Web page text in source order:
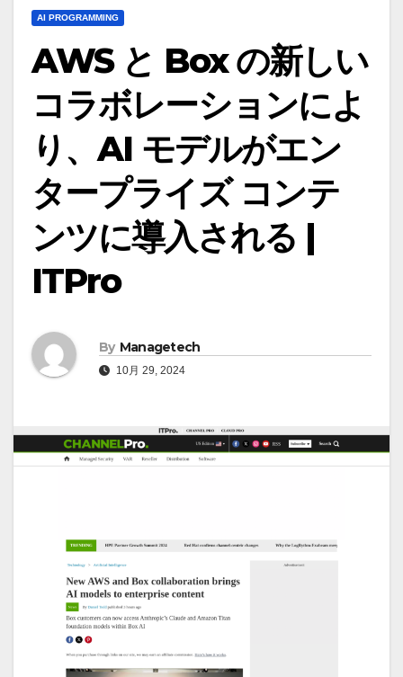
AI PROGRAMMING
AWS と Box の新しい
コラボレーションによ
り、AI モデルがエン
タープライズ コンテ
ンツに導入される |
ITPro
By Managetech
10月 29, 2024